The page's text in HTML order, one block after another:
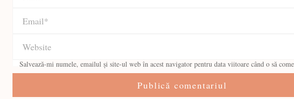
Salvează-mi numele, emailul și site-ul web în acest navigator pentru data viitoare când o să